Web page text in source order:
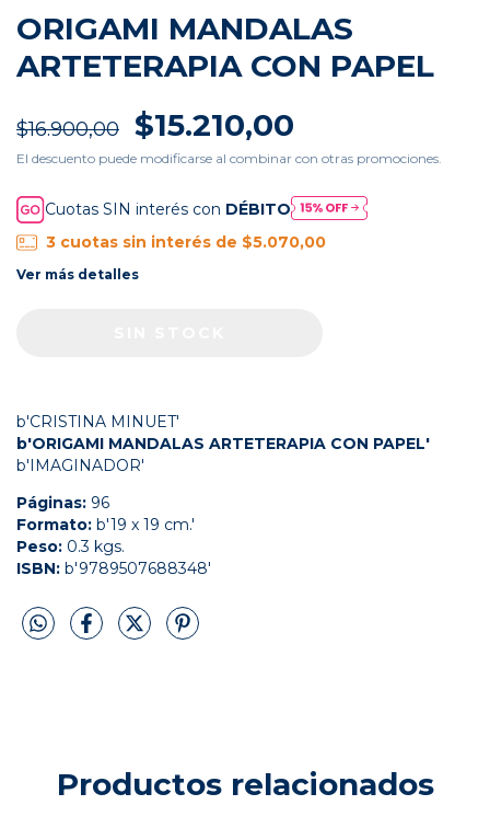
ORIGAMI MANDALAS
ARTETERAPIA CON PAPEL
$16.900,00 $15.210,00
El descuento puede modificarse al combinar con otras promociones.
Cuotas SIN interés con DÉBITO
3 cuotas sin interés de $5.070,00
Ver más detalles
b'CRISTINA MINUET'
b'ORIGAMI MANDALAS ARTETERAPIA CON PAPEL'
b'IMAGINADOR'
Páginas: 96
Formato: b'19 x 19 cm.'
Peso: 0.3 kgs.
ISBN: b'9789507688348'
Productos relacionados